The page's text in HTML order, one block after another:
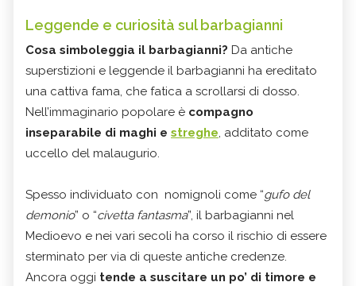
Leggende e curiosità sul barbagianni
Cosa simboleggia il barbagianni? Da antiche
superstizioni e leggende il barbagianni ha ereditato
una cattiva fama, che fatica a scrollarsi di dosso.
Nell’immaginario popolare è compagno
inseparabile di maghi e streghe, additato come
uccello del malaugurio.
Spesso individuato con nomignoli come “gufo del
demonio” o “civetta fantasma”, il barbagianni nel
Medioevo e nei vari secoli ha corso il rischio di essere
sterminato per via di queste antiche credenze.
Ancora oggi tende a suscitare un po’ di timore e